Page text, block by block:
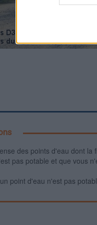
des points d'eau dont
pas potable et que vous
point d'eau n'est pas